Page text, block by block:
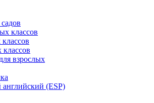
классов
взрослых
(ESP)